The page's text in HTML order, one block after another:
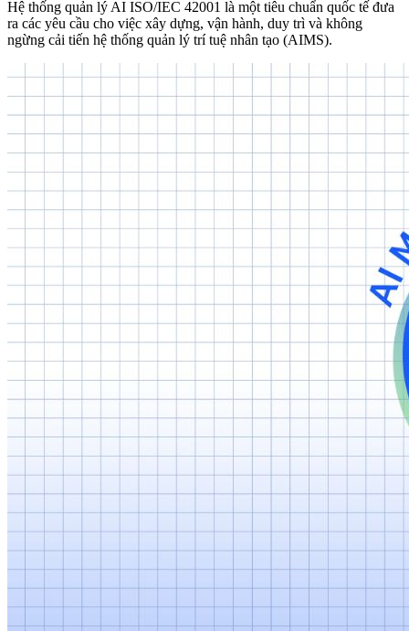
Hệ thống quản lý AI ISO/IEC 42001 là một tiêu chuẩn quốc tế đưa
ra các yêu cầu cho việc xây dựng, vận hành, duy trì và không
ngừng cải tiến hệ thống quản lý trí tuệ nhân tạo (AIMS).